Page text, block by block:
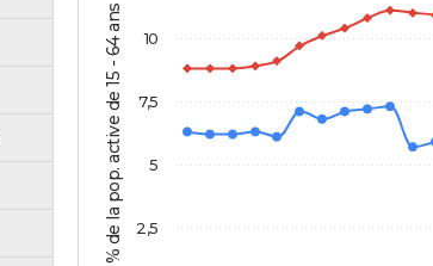
% de la pop. active de 15 - 64 ans 2,5
5
7,5
10